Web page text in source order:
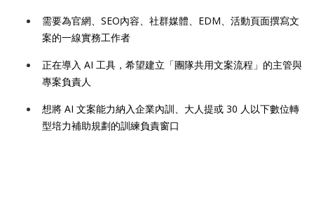
需要為官網、SEO內容、社群媒體、EDM、活動頁面撰寫文
案的一線實務工作者
正在導入 AI 工具，希望建立「團隊共用文案流程」的主管與
專案負責人
想將 AI 文案能力納入企業內訓、大人提或 30 人以下數位轉
型培力補助規劃的訓練負責窗口